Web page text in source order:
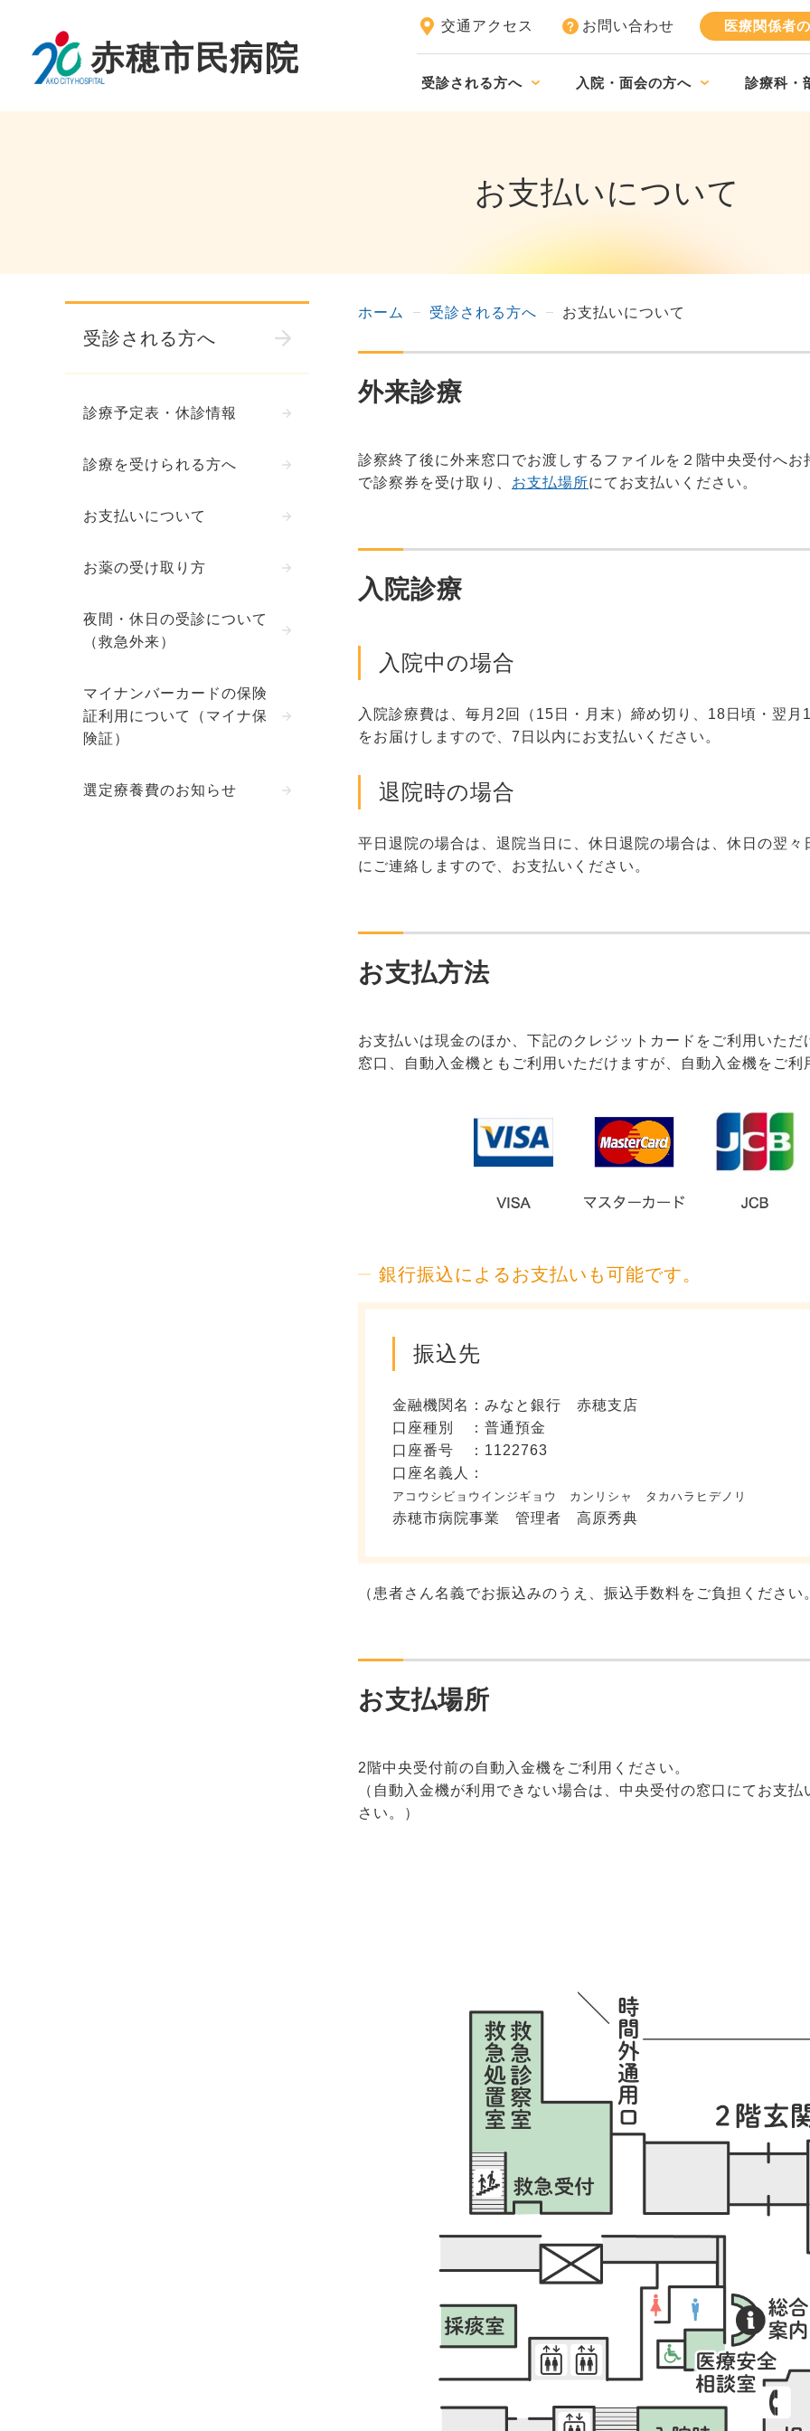
交通アクセス お問い合わせ 医療関係者
受診される方へ 入院・面会の方へ 診療科・
お支払いについて
受診される方へ
診療予定表・休診情報
診療を受けられる方へ
お支払いについて
お薬の受け取り方
夜間・休日の受診について
（救急外来）
マイナンバーカードの保険
証利用について（マイナ保
険証）
選定療養費のお知らせ
ホーム 受診される方へ お支払いについて
外来診療
診察終了後に外来窓口でお渡しするファイルを２階中央受付へ
で診察券を受け取り、 お支払場所にてお支払いください。
入院診療
入院中の場合
入院診療費は、毎月2回（15日・月末）締め切り、18日頃・翌
をお届けしますので、7日以内にお支払いください。
退院時の場合
平日退院の場合は、退院当日に、休日退院の場合は、休日の翌
にご連絡しますので、お支払いください。
お支払方法
お支払いは現金のほか、下記のクレジットカードをご利用いただ
窓口、自動入金機ともご利用いただけますが、自動入金機をご
銀行振込によるお支払いも可能です。
振込先
金融機関名：みなと銀行 赤穂支店
口座種別 ：普通預金
口座番号 ：1122763
口座名義人：
アコウシビョウインジギョウ カンリシャ タカハラヒデノリ
赤穂市病院事業 管理者 高原秀典
（患者さん名義でお振込みのうえ、振込手数料をご負担ください
お支払場所
2階中央受付前の自動入金機をご利用ください。
（自動入金機が利用できない場合は、中央受付の窓口にてお支払
さい。）